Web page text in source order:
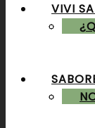
VIVI